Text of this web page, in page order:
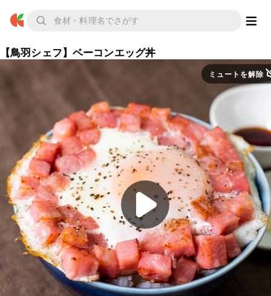
【鳥羽シェフ】ベーコンエッグ丼
ミュートを解除